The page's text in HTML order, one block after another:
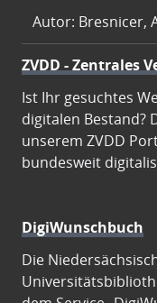
Autor: Bresnicer,
ZVDD - Zentrales
Ist Ihr gesuchtes
digitalen Bestand?
unserem ZVDD
bundesweit
DigiWunschbuch
Die